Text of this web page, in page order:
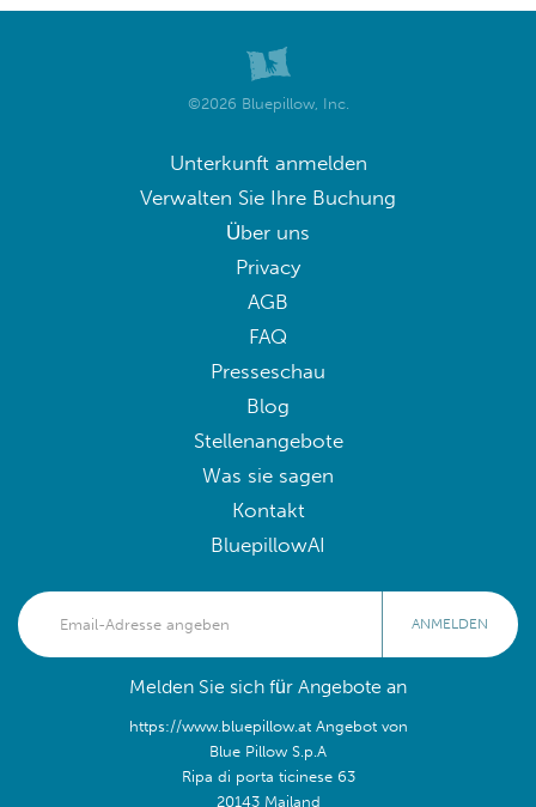
©2026 Bluepillow, Inc.
Unterkunft anmelden
Verwalten Sie Ihre Buchung
Über uns
Privacy
AGB
FAQ
Presseschau
Blog
Stellenangebote
Was sie sagen
Kontakt
BluepillowAI
ANMELDEN
Melden Sie sich für Angebote an
https://www.bluepillow.at Angebot von
Blue Pillow S.p.A
Ripa di porta ticinese 63
20143 Mailand